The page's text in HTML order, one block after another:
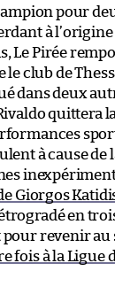
pour
à
Le Pirée
le club de
dans deux
quittera
à cause de
Giorgos
en
revenir au
fois à la Ligue